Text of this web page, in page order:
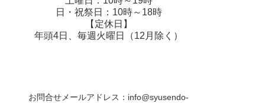
日・祝祭日：10時～18時
【定休日】
年頭4日、毎週火曜日（12月除く）
お問合せメールアドレス： info@syusendo-